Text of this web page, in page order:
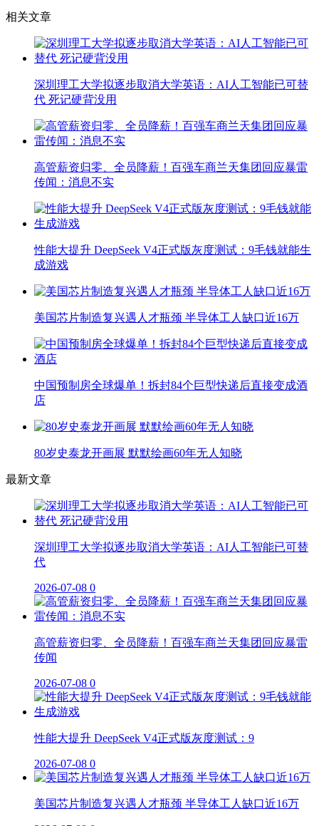
相关文章
深圳理工大学拟逐步取消大学英语：AI人工智能已可替
代 死记硬背没用
高管薪资归零、全员降薪！百强车商兰天集团回应暴雷
传闻：消息不实
性能大提升 DeepSeek V4正式版灰度测试：9毛钱就能生
成游戏
美国芯片制造复兴遇人才瓶颈 半导体工人缺口近16万
中国预制房全球爆单！拆封84个巨型快递后直接变成酒
店
80岁史泰龙开画展 默默绘画60年无人知晓
最新文章
深圳理工大学拟逐步取消大学英语：AI人工智能已可替
代
2026-07-08 0
高管薪资归零、全员降薪！百强车商兰天集团回应暴雷
传闻
2026-07-08 0
性能大提升 DeepSeek V4正式版灰度测试：9
2026-07-08 0
美国芯片制造复兴遇人才瓶颈 半导体工人缺口近16万